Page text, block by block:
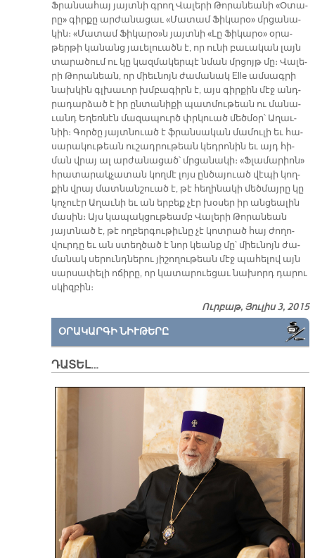
Ֆրան­սա­հայ յայտ­նի գրող Վա­լե­րի Թո­րա­նեա­նի «Օ­տա­
րը» գիր­քը ար­ժա­նա­ցաւ «Մա­տամ Ֆի­կա­րօ» մրցա­նա­
կին։ «Մա­տամ Ֆի­կա­րօ»ն յայտ­նի «Լը Ֆի­կա­րօ» օ­րա­
թեր­թի կա­նանց յա­ւե­լուածն է, որ ու­նի բա­ւա­կան լայն
տա­րա­ծում ու կը կազ­մա­կեր­պէ նման մրցոյթ մը։ Վա­լե­
րի Թո­րա­նեան, որ միեւ­նոյն ժա­մա­նակ Elle ամ­սագ­րի
նախ­կին գլխա­ւոր խմբա­գիրն է, այս գիր­քին մէջ անդ­
րա­դար­ձած է իր ըն­տա­նի­քի պատ­մու­թեան ու մա­նա­
ւանդ Ե­ղեռ­նէն մա­զա­պուրծ փրկուած մեծ­մօր՝ Ա­ղաւ­
նիի։ Գոր­ծը յայտ­նուած է ֆրան­սա­կան մա­մու­լի եւ հա­
սա­րա­կու­թեան ու­շադ­րու­թեան կեդ­րո­նին եւ այդ հի­
ման վրայ ալ ար­ժա­նա­ցած՝ մրցա­նա­կի։ «Ֆլա­մա­րիոն»
հրա­տա­րակ­չա­տան կող­մէ լոյս ըն­ծա­յուած վէ­պի կող­
քին վրայ մատ­նան­շուած է, թէ հե­ղի­նա­կի մեծ­մայ­րը կը
կո­չուէր Ա­ղաւ­նի եւ ան եր­բեք չէր խօ­սեր իր ան­ցեա­լին
մա­սին։ Այս կա­պակ­ցու­թեամբ Վա­լե­րի Թո­րա­նեան
յայտ­նած է, թէ ող­բեր­գու­թիւ­նը չէ կոտ­րած հայ ժո­ղո­
վուր­դը եւ ան ստեղ­ծած է նոր կեանք մը՝ միեւ­նոյն ժա­
մա­նակ սե­րունդ­նե­րու յի­շո­ղու­թեան մէջ պա­հե­լով այն
սար­սա­փե­լի ո­ճի­րը, որ կա­տա­րուե­ցաւ նա­խորդ դա­րու
սկիզ­բին։
Ուրբաթ, Յուլիս 3, 2015
ՕՐԱԿԱՐԳԻ ՆԻՒԹԵՐԸ
ԴԱՏԵԼ…